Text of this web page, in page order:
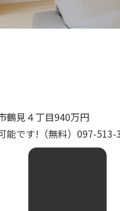
員システム
鶴見４丁目940万円
能です!（無料）097-513-